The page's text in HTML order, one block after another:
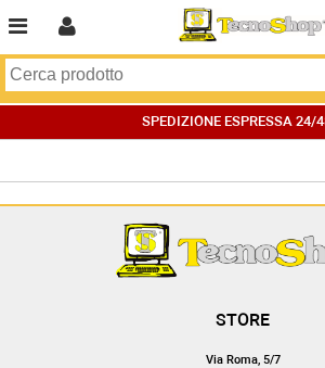
SPEDIZIONE ESPRESSA 24/
STORE
Via Roma, 5/7